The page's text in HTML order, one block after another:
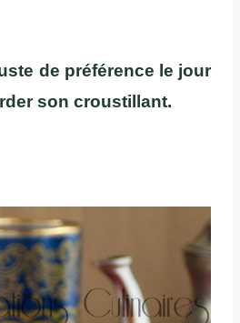
de préférence le jour
son croustillant.